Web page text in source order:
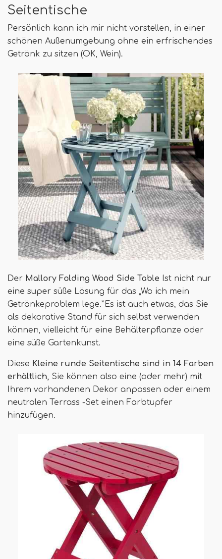
Seitentische
Persönlich kann ich mir nicht vorstellen, in einer
schönen Außenumgebung ohne ein erfrischendes
Getränk zu sitzen (OK, Wein).
Der Mallory Folding Wood Side Table Ist nicht nur
eine super süße Lösung für das „Wo ich mein
Getränkeproblem lege.”Es ist auch etwas, das Sie
als dekorative Stand für sich selbst verwenden
können, vielleicht für eine Behälterpflanze oder
eine süße Gartenkunst.
Diese Kleine runde Seitentische sind in 14 Farben
erhältlich , Sie können also eine (oder mehr) mit
Ihrem vorhandenen Dekor anpassen oder einem
neutralen Terrass -Set einen Farbtupfer
hinzufügen.